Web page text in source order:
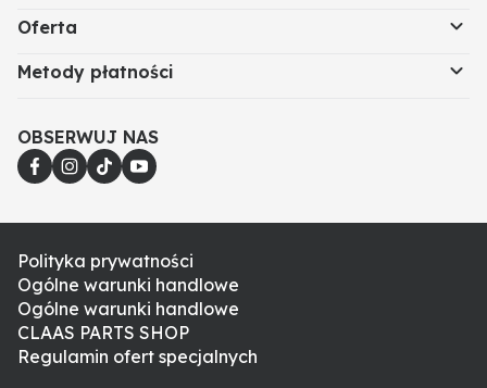
Oferta
Metody płatności
OBSERWUJ NAS
Polityka prywatności
Ogólne warunki handlowe
Ogólne warunki handlowe
CLAAS PARTS SHOP
Regulamin ofert specjalnych